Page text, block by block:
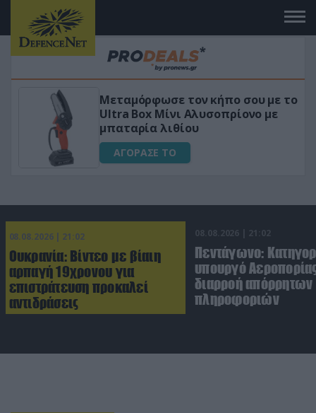
Μεταμόρφωσε τον κήπο σου με το
Ultra Box Μίνι Αλυσοπρίονο με
μπαταρία λιθίου
ΑΓΟΡΑΣΕ ΤΟ
08.08.2026 | 21:02
Ουκρανία: Βίντεο με βίαιη
αρπαγή 19χρονου για
επιστράτευση προκαλεί
αντιδράσεις
08.08.2026 | 21:02
Πεντάγωνο:
υπουργό
διαρροή απόρρητων
πληροφοριών